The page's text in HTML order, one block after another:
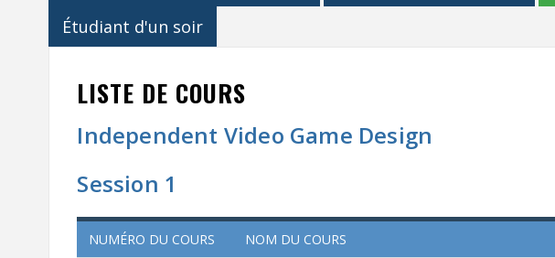
Étudiant d'un soir
LISTE DE COURS
Independent Video Game Design
Session 1
NUMÉRO DU COURS NOM DU COURS